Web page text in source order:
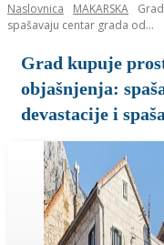
Naslovnica MAKARSKA
spašavaju centar grada od...
Grad kupuje
objašnjenja:
devastacije i